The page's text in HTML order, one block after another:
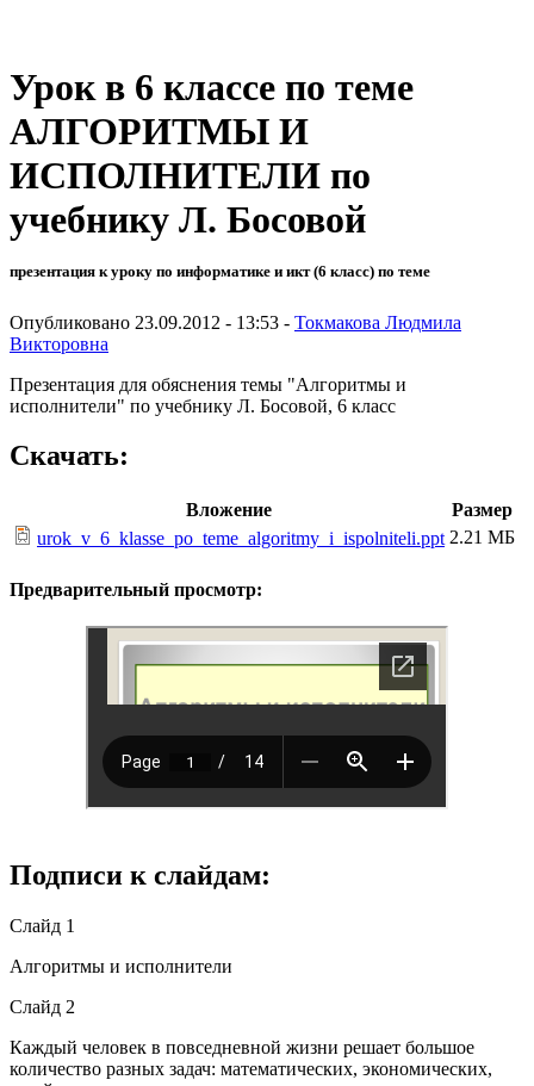
Урок в 6 классе по теме
АЛГОРИТМЫ И
ИСПОЛНИТЕЛИ по
учебнику Л. Босовой
презентация к уроку по информатике и икт (6 класс) по теме
Опубликовано 23.09.2012 - 13:53 - Токмакова Людмила
Викторовна
Презентация для обяснения темы "Алгоритмы и
исполнители" по учебнику Л. Босовой, 6 класс
Скачать:
Вложение
Размер
urok_v_6_klasse_po_teme_algoritmy_i_ispolniteli.ppt 2.21 МБ
Предварительный просмотр:
Подписи к слайдам:
Слайд 1
Алгоритмы и исполнители
Слайд 2
Каждый человек в повседневной жизни решает большое
количество разных задач: математических, экономических,